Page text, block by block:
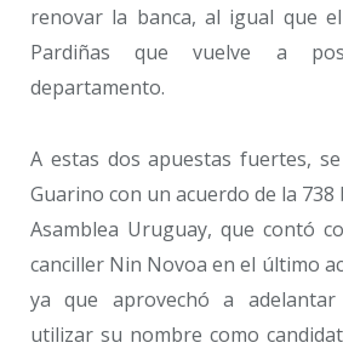
renovar la banca, al igual que
Pardiñas que vuelve a
departamento.
A estas dos apuestas fuertes,
Guarino con un acuerdo de la
Asamblea Uruguay, que contó
canciller Nin Novoa en el último
ya que aprovechó a
utilizar su nombre como